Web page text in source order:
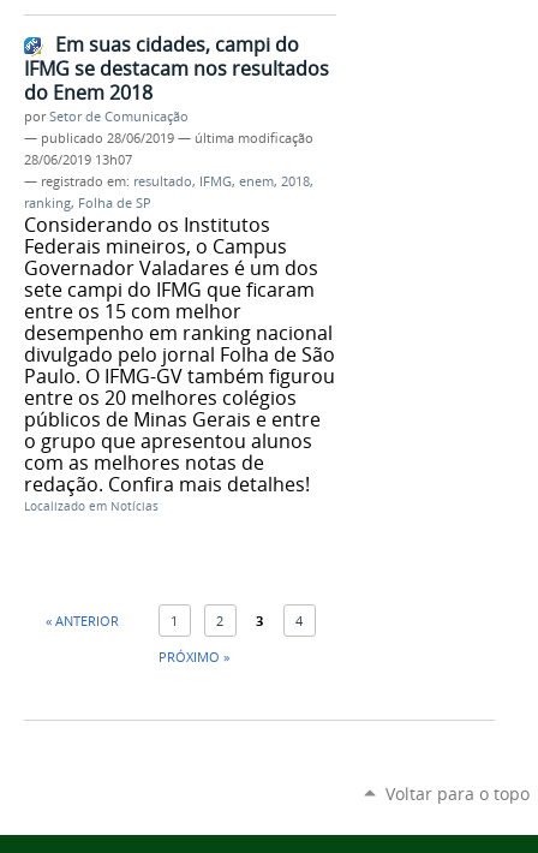
Em suas cidades, campi do
IFMG se destacam nos resultados
do Enem 2018
porSetor de Comunicação
— publicado 28/06/2019 — última modificação
28/06/2019 13h07
— registrado em: resultado, IFMG, enem, 2018,
ranking, Folha de SP
Considerando os Institutos
Federais mineiros, o Campus
Governador Valadares é um dos
sete campi do IFMG que ficaram
entre os 15 com melhor
desempenho em ranking nacional
divulgado pelo jornal Folha de São
Paulo. O IFMG-GV também figurou
entre os 20 melhores colégios
públicos de Minas Gerais e entre
o grupo que apresentou alunos
com as melhores notas de
redação. Confira mais detalhes!
Localizado em Notícias
« ANTERIOR 1 2 3
4
PRÓXIMO »
Voltar para o topo